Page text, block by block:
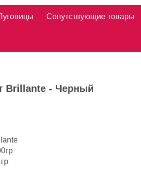
Сопутствующие товары
Brillante - Черный